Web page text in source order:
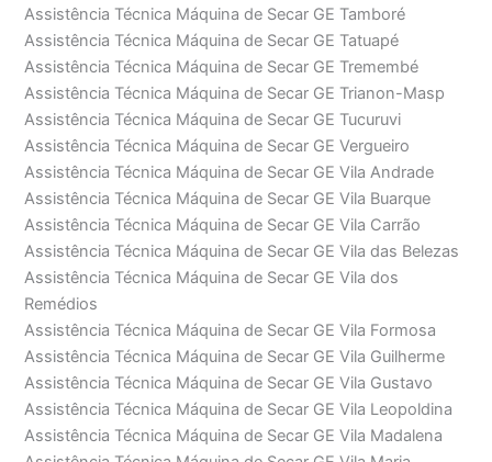
Assistência Técnica Máquina de Secar GE Tamboré
Assistência Técnica Máquina de Secar GE Tatuapé
Assistência Técnica Máquina de Secar GE Tremembé
Assistência Técnica Máquina de Secar GE Trianon-Masp
Assistência Técnica Máquina de Secar GE Tucuruvi
Assistência Técnica Máquina de Secar GE Vergueiro
Assistência Técnica Máquina de Secar GE Vila Andrade
Assistência Técnica Máquina de Secar GE Vila Buarque
Assistência Técnica Máquina de Secar GE Vila Carrão
Assistência Técnica Máquina de Secar GE Vila das Belezas
Assistência Técnica Máquina de Secar GE Vila dos
Remédios
Assistência Técnica Máquina de Secar GE Vila Formosa
Assistência Técnica Máquina de Secar GE Vila Guilherme
Assistência Técnica Máquina de Secar GE Vila Gustavo
Assistência Técnica Máquina de Secar GE Vila Leopoldina
Assistência Técnica Máquina de Secar GE Vila Madalena